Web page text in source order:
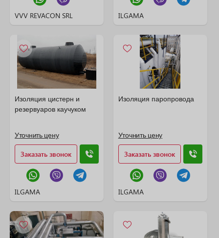
VVV REVACON SRL ILGAMA
Изоляция цистерн и
резервуаров каучуком
Уточнить цену
Заказать звонок
ILGAMA
Изоляция паропровода
Уточнить цену
Заказать звонок
ILGAMA